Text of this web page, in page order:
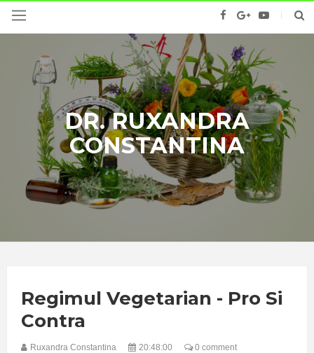
DR. RUXANDRA
CONSTANTINA
Regimul Vegetarian - Pro Si
Contra
Ruxandra Constantina 20:48:00 0 comment